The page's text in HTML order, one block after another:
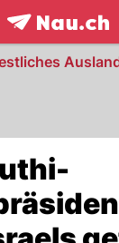
frontpage.